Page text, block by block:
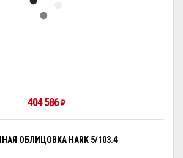
404 586₽
ОБЛИЦОВКА HARK 5/103.4